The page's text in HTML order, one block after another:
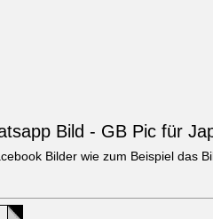
Bild - GB Pic für
Bilder wie zum Beispiel das